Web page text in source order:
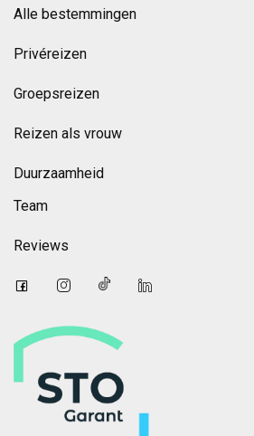
Alle bestemmingen
Privéreizen
Groepsreizen
Reizen als vrouw
Duurzaamheid
Team
Reviews